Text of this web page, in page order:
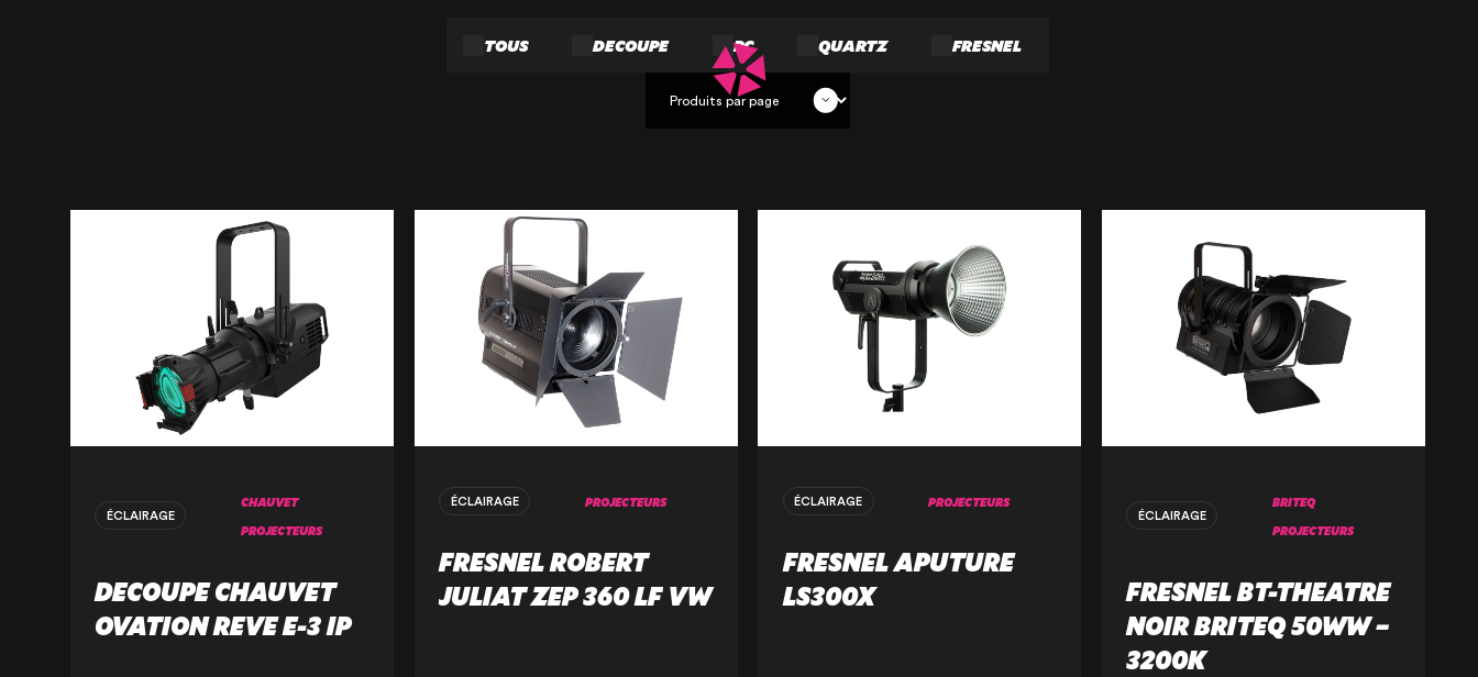
NOTRE ENTREPRISE
NOS EXPERTISES
NOS RÉALISATIONS
NOS PRODUITS À LOUER
NOS PRODUITS À VENDRE
CERTIFIÉE ISO 20121
TOUS DECOUPE PC QUARTZ FRESNEL
ÉCLAIRAGE
CHAUVET
PROJECTEURS
DECOUPE CHAUVET
OVATION REVE E-3 IP
ÉCLAIRAGE PROJECTEURS
FRESNEL ROBERT
JULIAT ZEP 360 LF VW
ÉCLAIRAGE PROJECTEURS
FRESNEL APUTURE
LS300X
ÉCLAIRAGE
BRITEQ
PROJECTEURS
FRESNEL BT-THEATRE
NOIR BRITEQ 50WW –
3200K